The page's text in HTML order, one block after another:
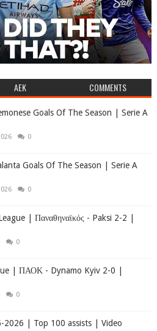
AEK COMMENTS
Goals Of The Season | Serie A
0
Goals Of The Season | Serie A
0
| Παναθηναϊκός - Paksi 2-2 |
0
| ΠΑΟΚ - Dynamo Kyiv 2-0 |
0
2026 | Top 100 assists | Video